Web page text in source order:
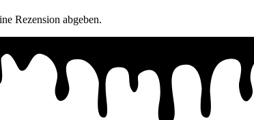
Rezension abgeben.